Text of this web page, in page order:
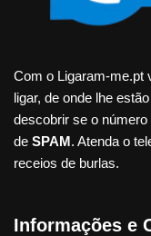
Com o Ligaram-me.pt
ligar, de onde lhe
descobrir se o número
de SPAM. Atenda o
receios de burlas.
Informações e